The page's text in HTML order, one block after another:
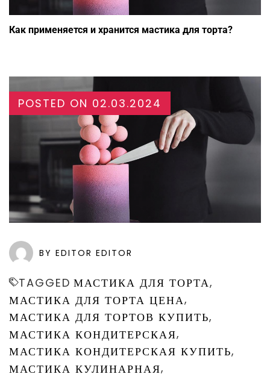
Как применяется и хранится мастика для торта?
POSTED ON 02.03.2024
BY EDITOR EDITOR
TAGGED МАСТИКА ДЛЯ ТОРТА,
МАСТИКА ДЛЯ ТОРТА ЦЕНА,
МАСТИКА ДЛЯ ТОРТОВ КУПИТЬ,
МАСТИКА КОНДИТЕРСКАЯ,
МАСТИКА КОНДИТЕРСКАЯ КУПИТЬ,
МАСТИКА КУЛИНАРНАЯ,